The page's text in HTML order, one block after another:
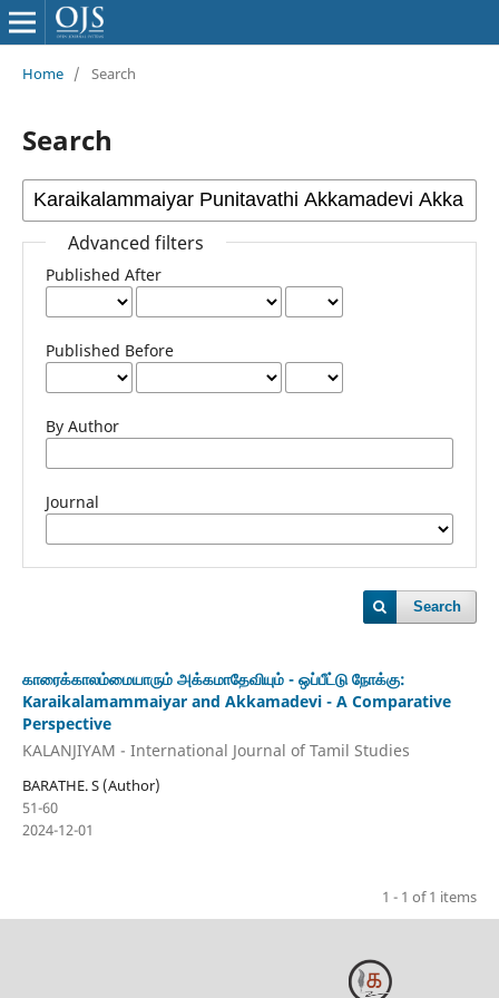
Home / Search
Search
Advanced filters
Published After
Published Before
By Author
Journal
Search
காரைக்காலம்மையாரும் அக்கமாதேவியும் - ஒப்பீட்டு நோக்கு:
Karaikalamammaiyar and Akkamadevi - A Comparative
Perspective
KALANJIYAM - International Journal of Tamil Studies
BARATHE. S (Author)
51-60
2024-12-01
1 - 1 of 1 items